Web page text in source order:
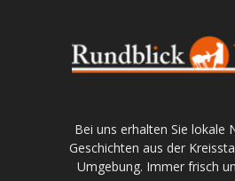
Bei uns erhalten Sie lokale
Geschichten aus der
Umgebung. Immer frisch